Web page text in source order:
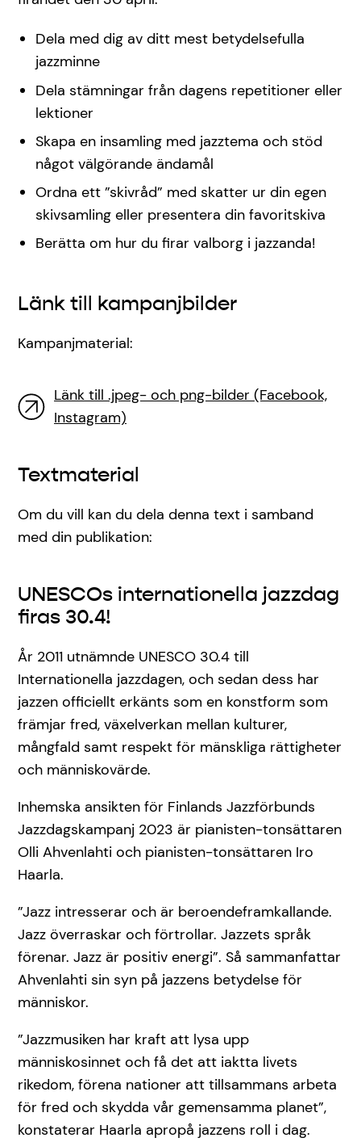
Dela med dig av ditt mest betydelsefulla
jazzminne
Dela stämningar från dagens repetitioner eller
lektioner
Skapa en insamling med jazztema och stöd
något välgörande ändamål
Ordna ett ”skivråd” med skatter ur din egen
skivsamling eller presentera din favoritskiva
Berätta om hur du firar valborg i jazzanda!
Länk till kampanjbilder
Kampanjmaterial:
Länk till .jpeg- och png-bilder (Facebook,
Instagram)
Textmaterial
Om du vill kan du dela denna text i samband
med din publikation:
UNESCOs internationella jazzdag
firas 30.4!
År 2011 utnämnde UNESCO 30.4 till
Internationella jazzdagen, och sedan dess har
jazzen officiellt erkänts som en konstform som
främjar fred, växelverkan mellan kulturer,
mångfald samt respekt för mänskliga rättigheter
och människovärde.
Inhemska ansikten för Finlands Jazzförbunds
Jazzdagskampanj 2023 är pianisten-tonsättaren
Olli Ahvenlahti och pianisten-tonsättaren Iro
Haarla.
”Jazz intresserar och är beroendeframkallande.
Jazz överraskar och förtrollar. Jazzets språk
förenar. Jazz är positiv energi”. Så sammanfattar
Ahvenlahti sin syn på jazzens betydelse för
människor.
”Jazzmusiken har kraft att lysa upp
människosinnet och få det att iaktta livets
rikedom, förena nationer att tillsammans arbeta
för fred och skydda vår gemensamma planet”,
konstaterar Haarla apropå jazzens roll i dag.